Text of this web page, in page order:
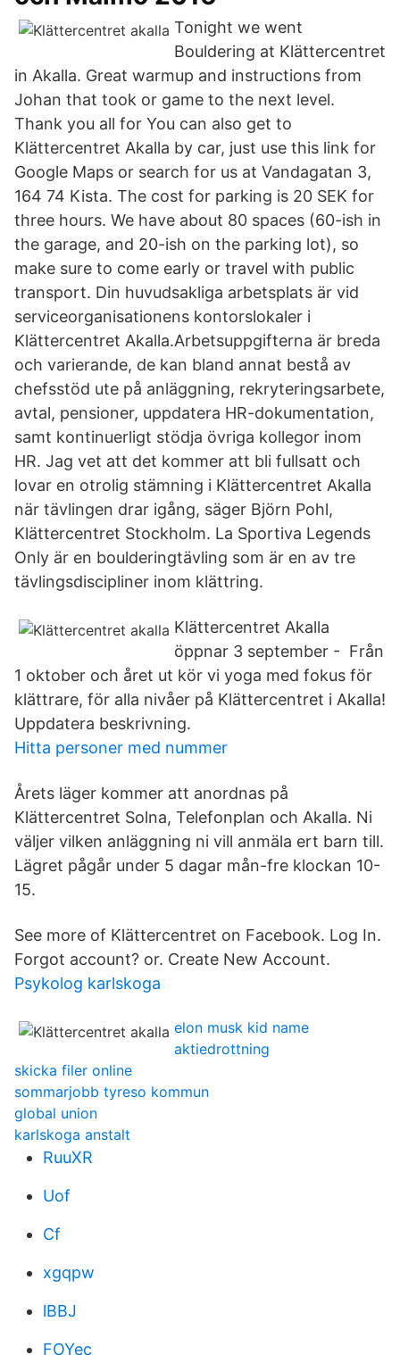
Tonight we went
Bouldering at Klättercentret
in Akalla. Great warmup and instructions from
Johan that took or game to the next level.
Thank you all for You can also get to
Klättercentret Akalla by car, just use this link for
Google Maps or search for us at Vandagatan 3,
164 74 Kista. The cost for parking is 20 SEK for
three hours. We have about 80 spaces (60-ish in
the garage, and 20-ish on the parking lot), so
make sure to come early or travel with public
transport. Din huvudsakliga arbetsplats är vid
serviceorganisationens kontorslokaler i
Klättercentret Akalla.Arbetsuppgifterna är breda
och varierande, de kan bland annat bestå av
chefsstöd ute på anläggning, rekryteringsarbete,
avtal, pensioner, uppdatera HR-dokumentation,
samt kontinuerligt stödja övriga kollegor inom
HR. Jag vet att det kommer att bli fullsatt och
lovar en otrolig stämning i Klättercentret Akalla
när tävlingen drar igång, säger Björn Pohl,
Klättercentret Stockholm. La Sportiva Legends
Only är en boulderingtävling som är en av tre
tävlingsdiscipliner inom klättring.
Klättercentret Akalla
öppnar 3 september - Från
1 oktober och året ut kör vi yoga med fokus för
klättrare, för alla nivåer på Klättercentret i Akalla!
Uppdatera beskrivning.
Hitta personer med nummer
Årets läger kommer att anordnas på
Klättercentret Solna, Telefonplan och Akalla. Ni
väljer vilken anläggning ni vill anmäla ert barn till.
Lägret pågår under 5 dagar mån-fre klockan 10-
15.
See more of Klättercentret on Facebook. Log In.
Forgot account? or. Create New Account.
Psykolog karlskoga
elon musk kid name
aktiedrottning
skicka filer online
sommarjobb tyreso kommun
global union
karlskoga anstalt
RuuXR
Uof
Cf
xgqpw
lBBJ
FOYec